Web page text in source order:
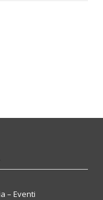
– Eventi